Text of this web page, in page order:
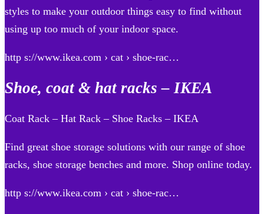
styles to make your outdoor things easy to find without
using up too much of your indoor space.
http s://www.ikea.com › cat › shoe-rac…
Shoe, coat & hat racks – IKEA
Coat Rack – Hat Rack – Shoe Racks – IKEA
Find great shoe storage solutions with our range of shoe
racks, shoe storage benches and more. Shop online today.
http s://www.ikea.com › cat › shoe-rac…